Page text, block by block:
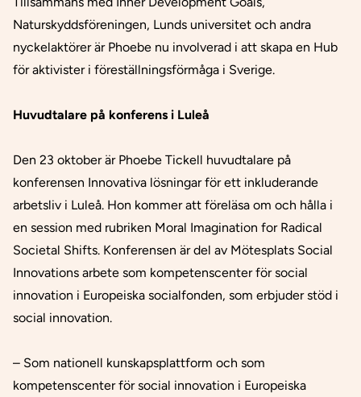
Naturskyddsföreningen, Lunds universitet och andra
nyckelaktörer är Phoebe nu involverad i att skapa en Hub
för aktivister i föreställningsförmåga i Sverige.
Huvudtalare på konferens i Luleå
Den 23 oktober är Phoebe Tickell huvudtalare på
konferensen Innovativa lösningar för ett inkluderande
arbetsliv i Luleå. Hon kommer att föreläsa om och hålla i
en session med rubriken Moral Imagination for Radical
Societal Shifts. Konferensen är del av Mötesplats Social
Innovations arbete som kompetenscenter för social
innovation i Europeiska socialfonden, som erbjuder stöd i
social innovation.
– Som nationell kunskapsplattform och som
kompetenscenter för social innovation i Europeiska